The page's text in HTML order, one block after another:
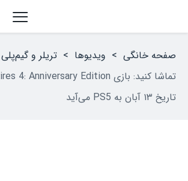
صفحه خانگی > ویدیوها > تریلر و گیم‌پلی
تاریخ ۱۳ آبان به PS5 می‌آید